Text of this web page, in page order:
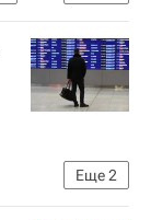
Обострение отношений между Индией и Пакистаном
Еще2
Федеральное агентство воздушного транспорта (Росавиация)